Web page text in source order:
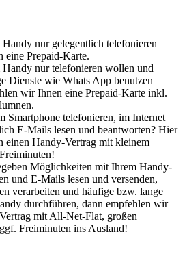
nur gelegentlich telefonieren
eine Prepaid-Karte.
nur telefonieren wollen und
Dienste wie Whats App benutzen
wir Ihnen eine Prepaid-Karte inkl.
Smartphone telefonieren, im Internet
E-Mails lesen und beantworten? Hier
einen Handy-Vertrag mit kleinem
Möglichkeiten mit Ihrem Handy-
und E-Mails lesen und versenden,
verarbeiten und häufige bzw. lange
durchführen, dann empfehlen wir
mit All-Net-Flat, großen
Freiminuten ins Ausland!